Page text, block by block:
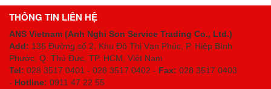
THÔNG TIN LIÊN HỆ
ANS Vietnam (Anh Nghi Son Service Trading Co., Ltd.)
Add: 135 Đường số 2, Khu Đô Thị Vạn Phúc, P. Hiệp Bình
Phước, Q. Thủ Đức, TP. HCM, Việt Nam
Tel: 028 3517 0401 - 028 3517 0402 - Fax: 028 3517 0403
- Hotline: 0911 47 22 55